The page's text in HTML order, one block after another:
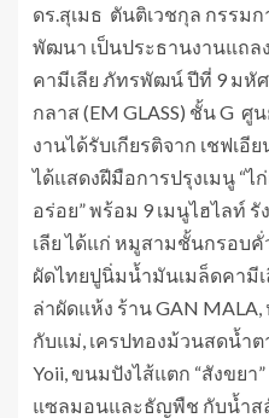
ดร.สุเมธ ตันติเวชกุล กรรม
พัฒนา เป็นประธานงานแถล
คามีเลีย ภัทรพัฒน์ ปีที่ 9 มหั
กลาส (EM GLASS) ชั้น G ศู
งานได้รับเกียรติจาก เชฟเ
ได้แสดงฝีมือการปรุงเมนู “ไ
อร่อย” พร้อม 9 เมนูไฮไลท์
เลีย ได้แก่ หมูสามชั้นกรอบคั่
ผัดไทยปูนิ่มน้ำมันเมล็ดคามี
ล่าผัดแห้ง ​ร้าน GAN
กับแม่, เครปทองม้วนสด​น้ำต
Yoii​, ขนมปังไส้แตก “สังขย
แซลมอนและธัญพืช กับน้ำส